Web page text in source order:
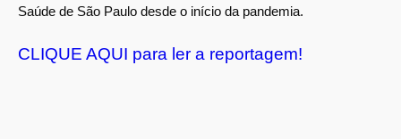
Saúde de São Paulo desde o início da pandemia.
CLIQUE AQUI para ler a reportagem!